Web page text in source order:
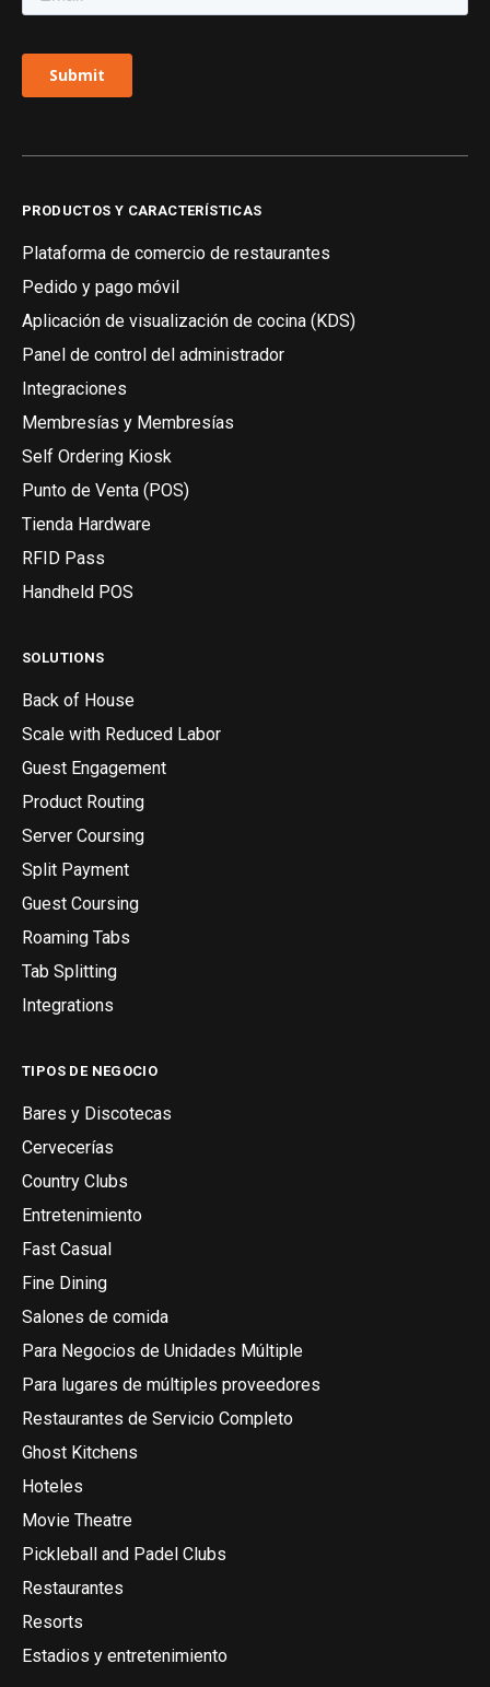
PRODUCTOS Y CARACTERÍSTICAS
Plataforma de comercio de restaurantes
Pedido y pago móvil
Aplicación de visualización de cocina (KDS)
Panel de control del administrador
Integraciones
Membresías y Membresías
Self Ordering Kiosk
Punto de Venta (POS)
Tienda Hardware
RFID Pass
Handheld POS
SOLUTIONS
Back of House
Scale with Reduced Labor
Guest Engagement
Product Routing
Server Coursing
Split Payment
Guest Coursing
Roaming Tabs
Tab Splitting
Integrations
TIPOS DE NEGOCIO
Bares y Discotecas
Cervecerías
Country Clubs
Entretenimiento
Fast Casual
Fine Dining
Salones de comida
Para Negocios de Unidades Múltiple
Para lugares de múltiples proveedores
Restaurantes de Servicio Completo
Ghost Kitchens
Hoteles
Movie Theatre
Pickleball and Padel Clubs
Restaurantes
Resorts
Estadios y entretenimiento